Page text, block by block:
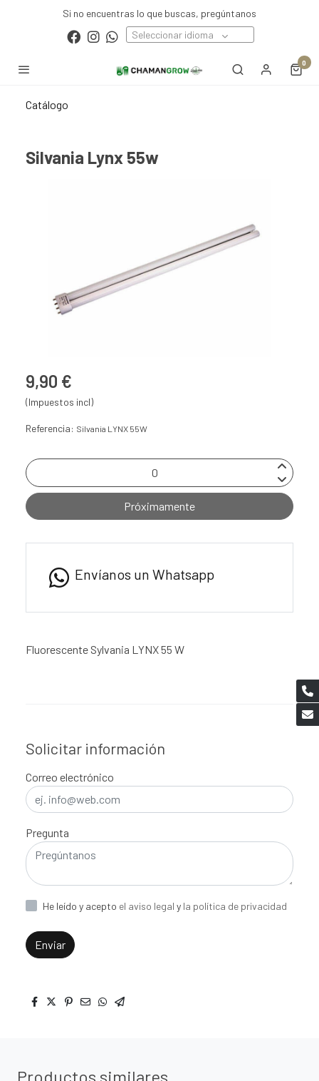
Si no encuentras lo que buscas, pregúntanos
Seleccionar idioma
0
Catálogo
Silvania Lynx 55w
9,90 €
(Impuestos incl)
Referencia: Silvania LYNX 55W
Próximamente
Envíanos un Whatsapp
Fluorescente Sylvania LYNX 55 W
Solicitar información
Correo electrónico
Pregunta
He leído y acepto el aviso legal y la política de privacidad
Enviar
Productos similares